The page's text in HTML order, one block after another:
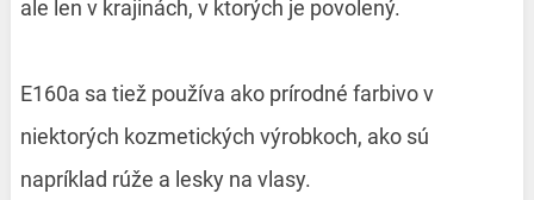
ale len v krajinách, v ktorých je povolený.
E160a sa tiež používa ako prírodné farbivo v
niektorých kozmetických výrobkoch, ako sú
napríklad rúže a lesky na vlasy.